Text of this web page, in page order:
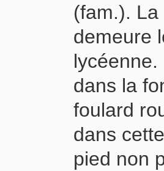
(fam.).
demeure
dans la
foulard
dans
pied non